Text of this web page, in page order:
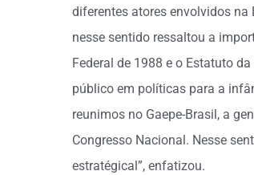
diferentes atores envolvidos
nesse sentido ressaltou a
Federal de 1988 e o Estatuto
público em políticas para a
reunimos no Gaepe-Brasil, a
Congresso Nacional. Nesse
estratégical”, enfatizou.